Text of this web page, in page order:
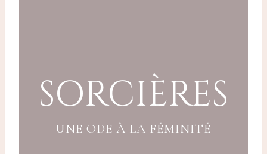
SORCIÈRES
UNE ODE À LA FÉMINITÉ